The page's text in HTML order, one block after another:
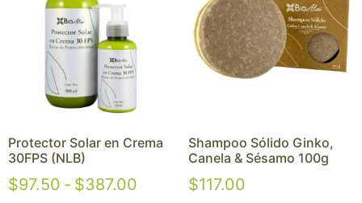
Protector Solar en Crema
30FPS (NLB)
$97.50 - $387.00
Shampoo Sólido Ginko,
Canela & Sésamo 100g
$117.00